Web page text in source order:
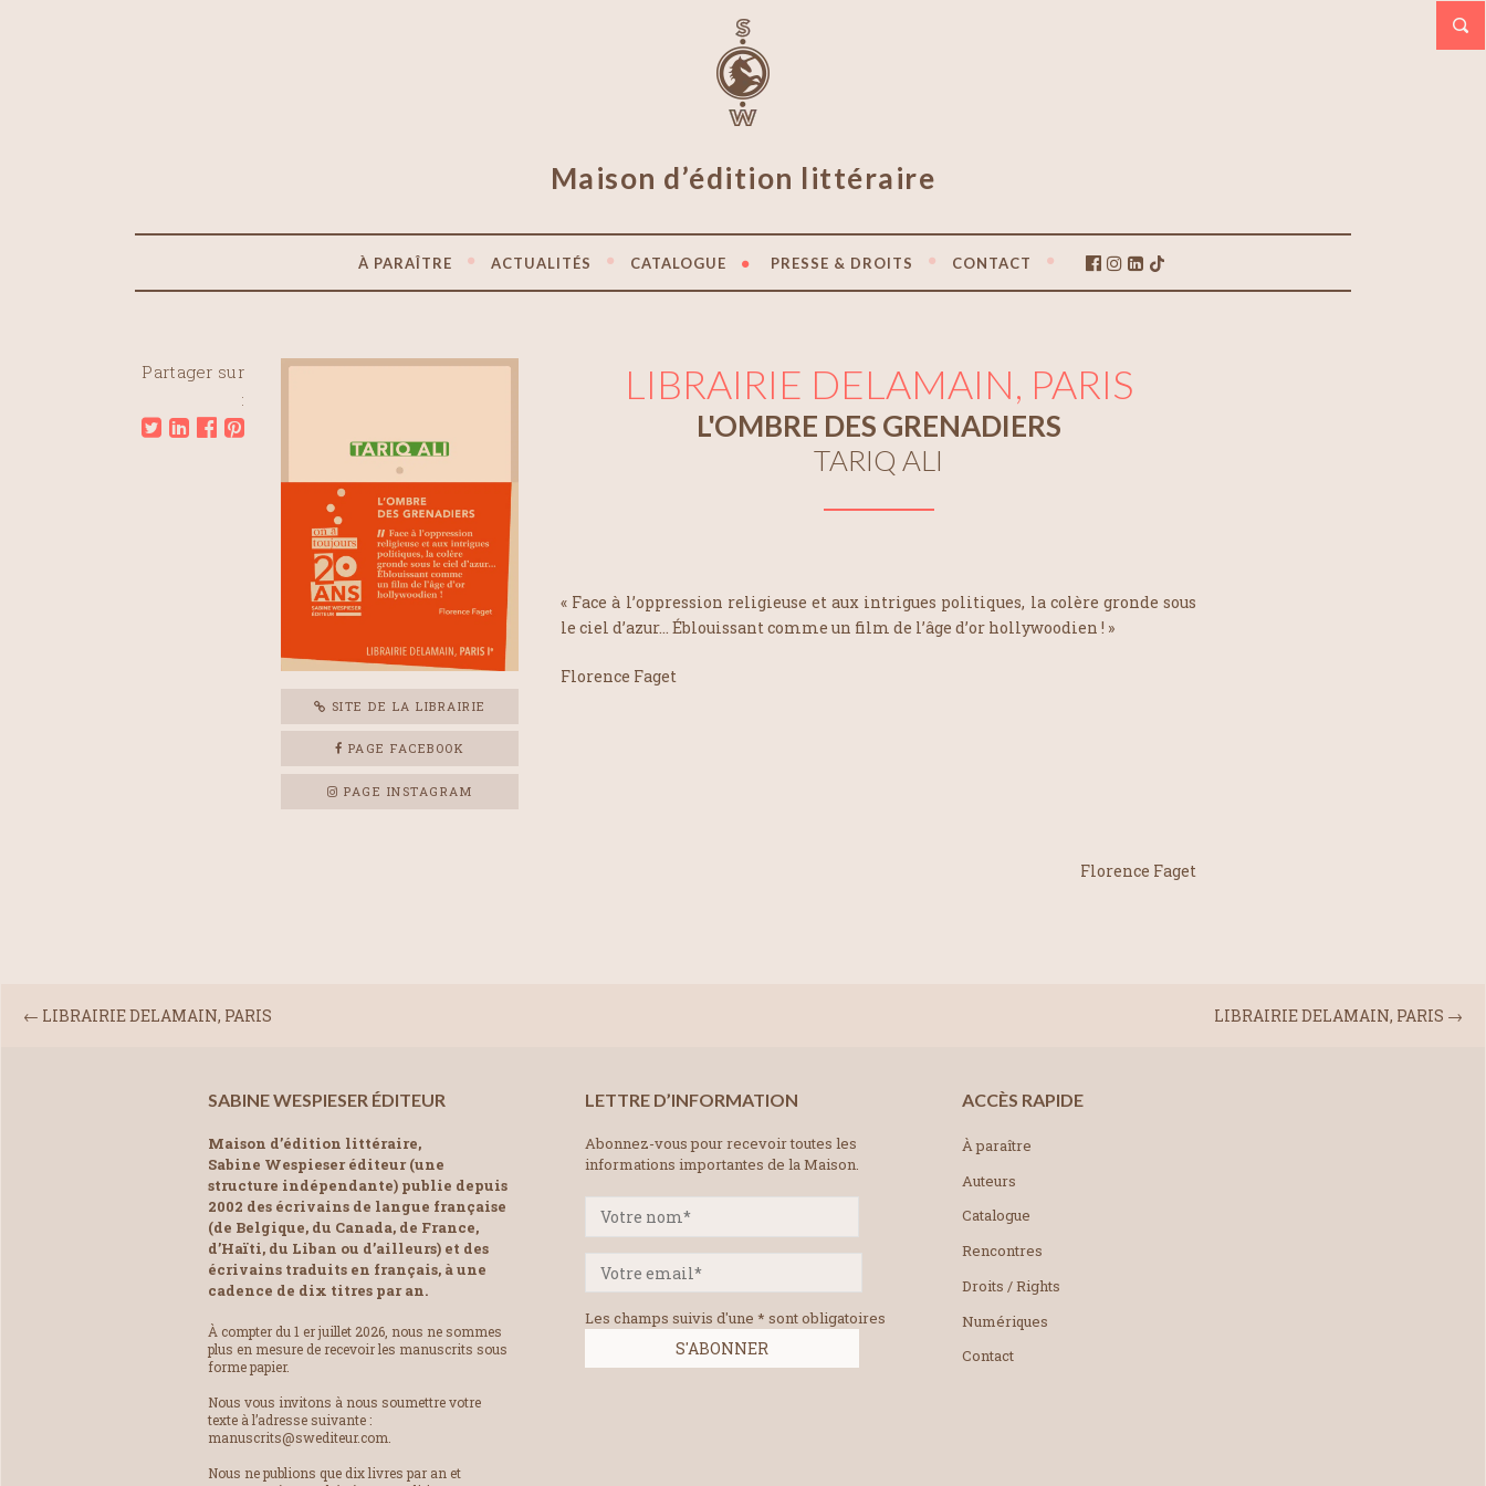
Maison d’édition littéraire
À PARAÎTRE ACTUALITÉS CATALOGUE PRESSE & DROITS CONTACT
Partager sur
:
SITE DE LA LIBRAIRIE
PAGE FACEBOOK
PAGE INSTAGRAM
LIBRAIRIE DELAMAIN, PARIS
L'OMBRE DES GRENADIERS
TARIQ ALI
« Face à l’oppression religieuse et aux intrigues politiques, la colère gronde sous
le ciel d’azur… Éblouissant comme un film de l’âge d’or hollywoodien ! »
Florence Faget
Florence Faget
LIBRAIRIE DELAMAIN, PARIS →
← LIBRAIRIE DELAMAIN, PARIS
SABINE WESPIESER ÉDITEUR
Maison d’édition littéraire,
Sabine Wespieser éditeur (une
structure indépendante) publie depuis
2002 des écrivains de langue française
(de Belgique, du Canada, de France,
d’Haïti, du Liban ou d’ailleurs) et des
écrivains traduits en français, à une
cadence de dix titres par an.
À compter du 1 er juillet 2026, nous ne sommes
plus en mesure de recevoir les manuscrits sous
forme papier.
Nous vous invitons à nous soumettre votre
texte à l’adresse suivante :
manuscrits@swediteur.com.
Nous ne publions que dix livres par an et
LETTRE D’INFORMATION
Abonnez-vous pour recevoir toutes les
informations importantes de la Maison.
Les champs suivis d'une * sont obligatoires
ACCÈS RAPIDE
À paraître
Auteurs
Catalogue
Rencontres
Droits / Rights
Numériques
Contact